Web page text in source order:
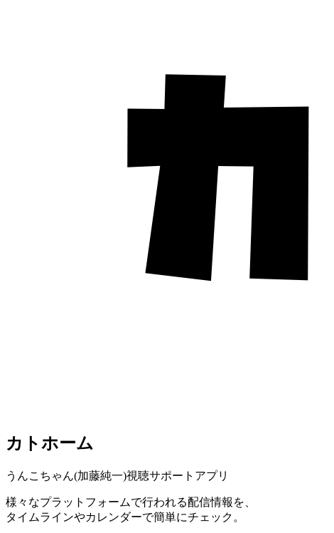
カトホーム
うんこちゃん(加藤純一)視聴サポートアプリ
様々なプラットフォームで行われる配信情報を、
タイムラインやカレンダーで簡単にチェック。